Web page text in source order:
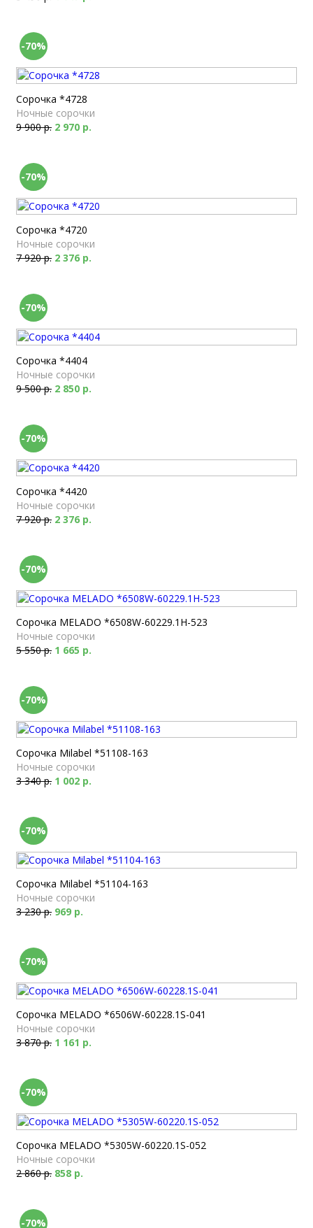
-70%
Сорочка *4728
Ночные сорочки
9 900 р. 2 970 р.
-70%
Сорочка *4720
Ночные сорочки
7 920 р. 2 376 р.
-70%
Сорочка *4404
Ночные сорочки
9 500 р. 2 850 р.
-70%
Сорочка *4420
Ночные сорочки
7 920 р. 2 376 р.
-70%
Сорочка MELADO *6508W-60229.1H-523
Ночные сорочки
5 550 р. 1 665 р.
-70%
Сорочка Milabel *51108-163
Ночные сорочки
3 340 р. 1 002 р.
-70%
Сорочка Milabel *51104-163
Ночные сорочки
3 230 р. 969 р.
-70%
Сорочка MELADO *6506W-60228.1S-041
Ночные сорочки
3 870 р. 1 161 р.
-70%
Сорочка MELADO *5305W-60220.1S-052
Ночные сорочки
2 860 р. 858 р.
-70%